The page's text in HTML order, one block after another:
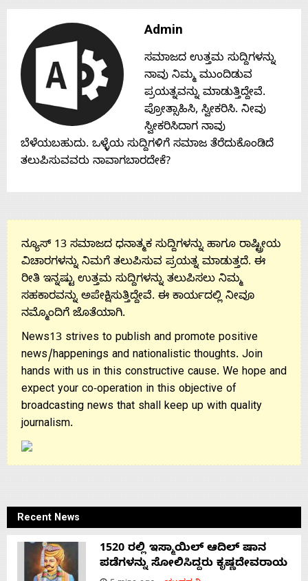
Us
Admin
ಸಮಾಜದ ಉತ್ತಮ ಸುದ್ದಿಗಳನ್ನು
ನಾವು ನಿಮ್ಮ ಮುಂದಿಡುವ
ಪ್ರಯತ್ನವನ್ನು ಮಾಡುತ್ತಿದ್ದೇವೆ.
ಪ್ರೋತ್ಸಾಹಿಸಿ, ಸ್ವೀಕರಿಸಿ. ನೀವು
ಸ್ವೀಕರಿಸಿದಾಗ ನಾವು
ಬೆಳೆಯಬಹುದು. ಒಳ್ಳೆಯ ಸುದ್ದಿಗಳಿಗೆ ಸಮಾಜ ತೆರೆದುಕೊಂಡಿದೆ
ತಲುಪಿಸುವವರು ನಾವಾಗಬಾರದೇಕೆ?
ನ್ಯೂಸ್ 13 ಸಮಾಜದ ಧನಾತ್ಮಕ ಸುದ್ದಿಗಳನ್ನು ಹಾಗೂ ರಾಷ್ಟ್ರೀಯ
ವಿಚಾರಗಳನ್ನು ನಿಮಗೆ ತಲುಪಿಸುವ ಪ್ರಯತ್ನ ಮಾಡುತ್ತದೆ. ಈ
ರೀತಿ ಇನ್ನಷ್ಟು ಉತ್ತಮ ಸುದ್ದಿಗಳನ್ನು ತಲುಪಿಸಲು ನಿಮ್ಮ
ಸಹಕಾರವನ್ನು ಅಪೇಕ್ಷಿಸುತ್ತಿದ್ದೇವೆ. ಈ ಕಾರ್ಯದಲ್ಲಿ ನೀವೂ
ನಮ್ಮೊಂದಿಗೆ ಜೊತೆಯಾಗಿ.
News13 strives to publish and promote positive
news/happenings and nationalistic thoughts. Join
hands with us in this constructive cause. We hope and
expect your co-operation in this objective of
broadcasting news that shall keep up with quality
journalism.
Recent News
1520 ರಲ್ಲಿ ಇಸ್ಮಾಯಿಲ್ ಆದಿಲ್ ಷಾನ
ಪಡೆಗಳನ್ನು ಸೋಲಿಸಿದ್ದರು ಕೃಷ್ಣದೇವರಾಯ